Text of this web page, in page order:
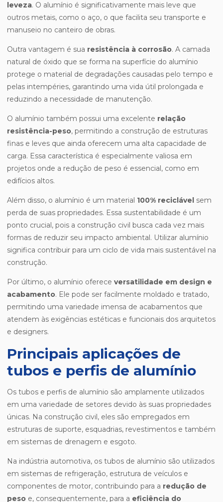
leveza. O alumínio é significativamente mais leve que
outros metais, como o aço, o que facilita seu transporte e
manuseio no canteiro de obras.
Outra vantagem é sua resistência à corrosão. A camada
natural de óxido que se forma na superfície do alumínio
protege o material de degradações causadas pelo tempo e
pelas intempéries, garantindo uma vida útil prolongada e
reduzindo a necessidade de manutenção.
O alumínio também possui uma excelente relação
resistência-peso, permitindo a construção de estruturas
finas e leves que ainda oferecem uma alta capacidade de
carga. Essa característica é especialmente valiosa em
projetos onde a redução de peso é essencial, como em
edifícios altos.
Além disso, o alumínio é um material 100% reciclável sem
perda de suas propriedades. Essa sustentabilidade é um
ponto crucial, pois a construção civil busca cada vez mais
formas de reduzir seu impacto ambiental. Utilizar alumínio
significa contribuir para um ciclo de vida mais sustentável na
construção.
Por último, o alumínio oferece versatilidade em design e
acabamento. Ele pode ser facilmente moldado e tratado,
permitindo uma variedade imensa de acabamentos que
atendem às exigências estéticas e funcionais dos arquitetos
e designers.
Principais aplicações de
tubos e perfis de alumínio
Os tubos e perfis de alumínio são amplamente utilizados
em uma variedade de setores devido às suas propriedades
únicas. Na construção civil, eles são empregados em
estruturas de suporte, esquadrias, revestimentos e também
em sistemas de drenagem e esgoto.
Na indústria automotiva, os tubos de alumínio são utilizados
em sistemas de refrigeração, estrutura de veículos e
componentes de motor, contribuindo para a redução de
peso e, consequentemente, para a eficiência do